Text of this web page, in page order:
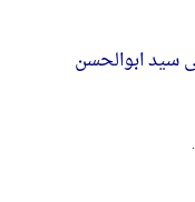
سید ابوالحسن